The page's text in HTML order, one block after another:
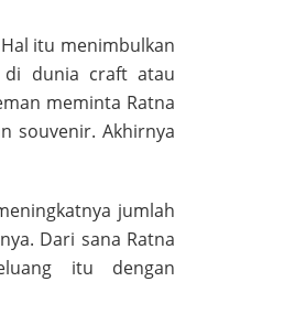
itu menimbulkan
di dunia craft atau
meminta Ratna
souvenir. Akhirnya
jumlah
Dari sana Ratna
itu dengan